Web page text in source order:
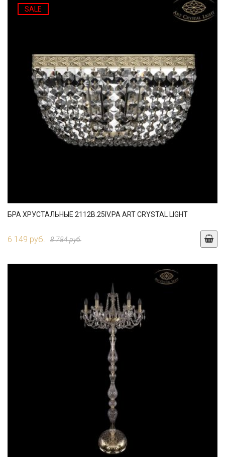
SALE
БРА ХРУСТАЛЬНЫЕ 2112B.25IV.PA ART CRYSTAL LIGHT
6 149 руб. 8 784 руб.